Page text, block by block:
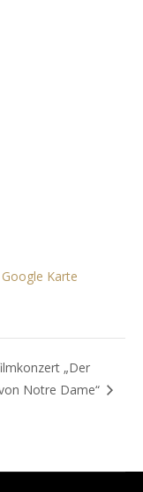
Google Karte
„Der
Notre Dame“